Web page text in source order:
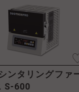
ンタリングファ
S-600